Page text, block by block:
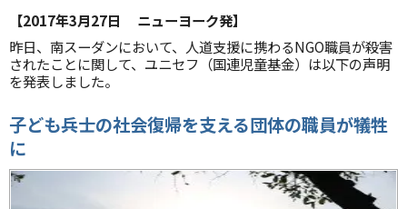
【2017年3月27日 ニューヨーク発】
昨日、南スーダンにおいて、人道支援に携わるNGO職員が殺害
されたことに関して、ユニセフ（国連児童基金）は以下の声明
を発表しました。
子ども兵士の社会復帰を支える団体の職員が犠牲
に